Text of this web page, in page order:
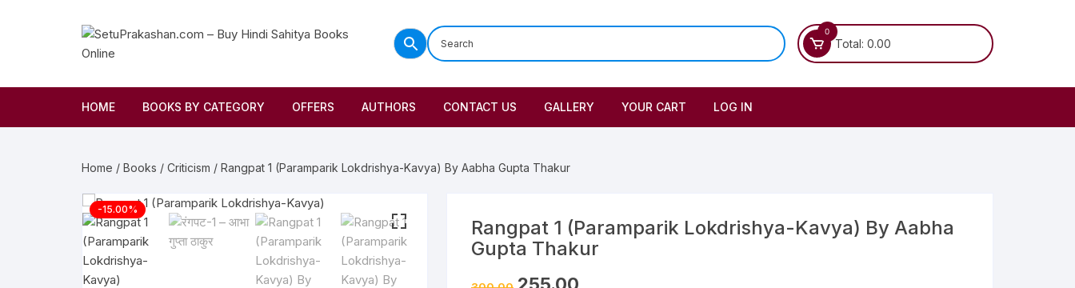
0
Total: 0.00
HOME BOOKS BY CATEGORY
Criticism
Memoirs
OFFERS AUTHORS CONTACT US GALLERY YOUR CART LOG IN
Home / Books / Criticism / Rangpat 1 (Paramparik Lokdrishya-Kavya) By Aabha Gupta Thakur
-15.00%
Rangpat 1 (Paramparik Lokdrishya-Kavya) By Aabha
Gupta Thakur